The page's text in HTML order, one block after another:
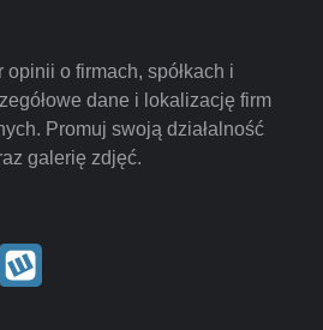
o firmach, spółkach i
dane i lokalizację firm
Promuj swoją działalność
galerię zdjęć.
LinkedIn